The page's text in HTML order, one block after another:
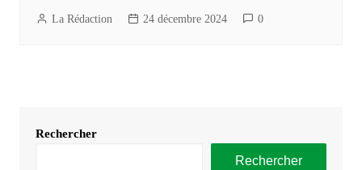
La Rédaction 24 décembre 2024 0
Rechercher
Rechercher